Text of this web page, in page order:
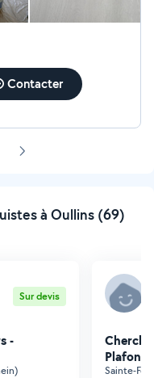
Contacter
Page
à Oullins (69)
Sur devis
-
Plafonds
Sainte-